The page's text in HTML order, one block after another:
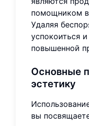
помощником в
Удаляя
успокоиться
повышенной
Основные
эстетику
вы